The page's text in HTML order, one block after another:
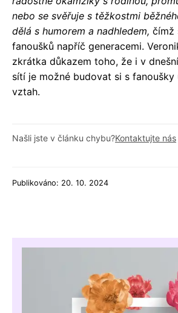
nebo se svěřuje s těžkostmi
dělá s humorem a nadhledem, čímž
fanoušků napříč generacemi.
zkrátka důkazem toho, že i v
sítí je možné budovat si s
vztah.
Našli jste v článku chybu?Kontaktujte nás
Publikováno: 20. 10. 2024